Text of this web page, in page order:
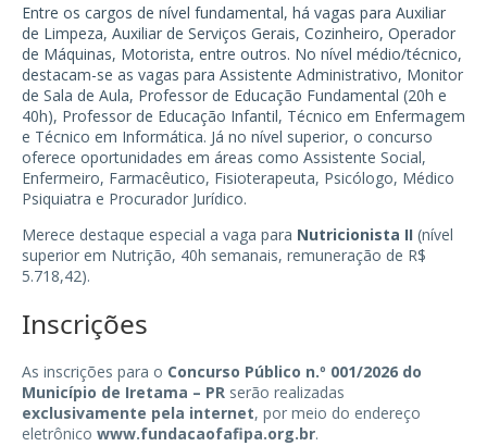
Entre os cargos de nível fundamental, há vagas para Auxiliar
de Limpeza, Auxiliar de Serviços Gerais, Cozinheiro, Operador
de Máquinas, Motorista, entre outros. No nível médio/técnico,
destacam-se as vagas para Assistente Administrativo, Monitor
de Sala de Aula, Professor de Educação Fundamental (20h e
40h), Professor de Educação Infantil, Técnico em Enfermagem
e Técnico em Informática. Já no nível superior, o concurso
oferece oportunidades em áreas como Assistente Social,
Enfermeiro, Farmacêutico, Fisioterapeuta, Psicólogo, Médico
Psiquiatra e Procurador Jurídico.
Merece destaque especial a vaga para Nutricionista II (nível
superior em Nutrição, 40h semanais, remuneração de R$
5.718,42).
Inscrições
As inscrições para o Concurso Público n.º 001/2026 do
Município de Iretama – PR serão realizadas
exclusivamente pela internet, por meio do endereço
eletrônico www.fundacaofafipa.org.br.